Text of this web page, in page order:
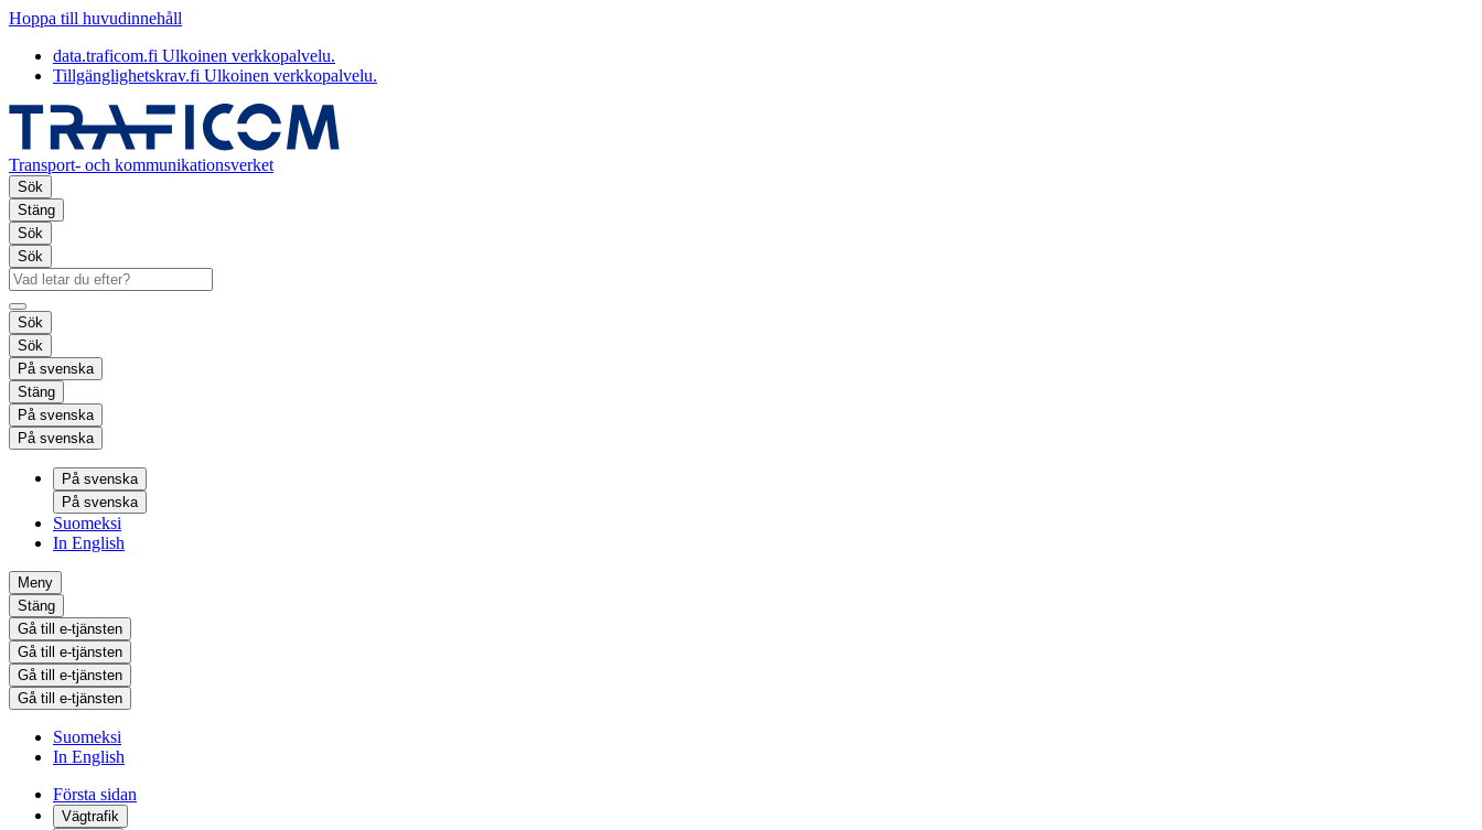
Hoppa till huvudinnehåll
data.traficom.fi Ulkoinen verkkopalvelu.
Tillgänglighetskrav.fi Ulkoinen verkkopalvelu.
Transport- och kommunikationsverket
Sök
Stäng
Sök
Sök
Sök
Sök
På svenska
Stäng
På svenska
På svenska
På svenska
På svenska
Suomeksi
In English
Meny
Stäng
Gå till e-tjänsten
Gå till e-tjänsten
Gå till e-tjänsten
Gå till e-tjänsten
Suomeksi
In English
Första sidan
Vägtrafik